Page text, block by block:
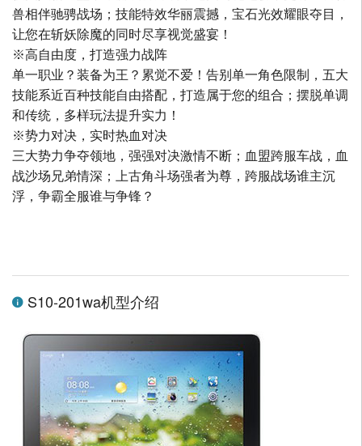
兽相伴驰骋战场；技能特效华丽震撼，宝石光效耀眼夺目，
让您在斩妖除魔的同时尽享视觉盛宴！
※高自由度，打造强力战阵
单一职业？装备为王？累觉不爱！告别单一角色限制，五大
技能系近百种技能自由搭配，打造属于您的组合；摆脱单调
和传统，多样玩法提升实力！
※势力对决，实时热血对决
三大势力争夺领地，强强对决激情不断；血盟跨服车战，血
战沙场兄弟情深；上古角斗场强者为尊，跨服战场谁主沉
浮，争霸全服谁与争锋？
S10-201wa机型介绍